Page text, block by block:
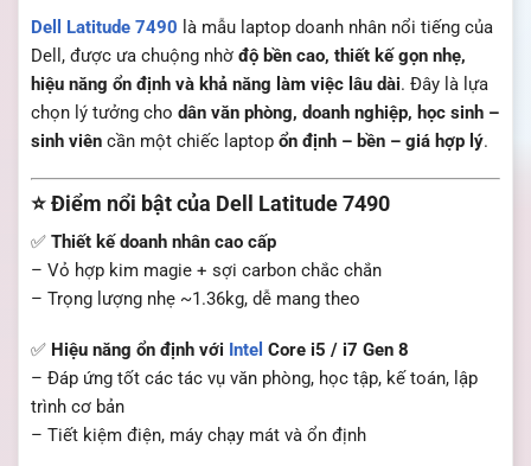
Dell Latitude 7490 là mẫu laptop doanh nhân nổi tiếng của
Dell, được ưa chuộng nhờ độ bền cao, thiết kế gọn nhẹ,
hiệu năng ổn định và khả năng làm việc lâu dài. Đây là lựa
chọn lý tưởng cho dân văn phòng, doanh nghiệp, học sinh –
sinh viên cần một chiếc laptop ổn định – bền – giá hợp lý.
⭐ Điểm nổi bật của Dell Latitude 7490
✅ Thiết kế doanh nhân cao cấp
– Vỏ hợp kim magie + sợi carbon chắc chắn
– Trọng lượng nhẹ ~1.36kg, dễ mang theo
✅ Hiệu năng ổn định với Intel Core i5 / i7 Gen 8
– Đáp ứng tốt các tác vụ văn phòng, học tập, kế toán, lập
trình cơ bản
– Tiết kiệm điện, máy chạy mát và ổn định